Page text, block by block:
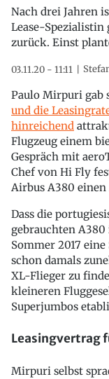
Nach drei Jahren
Lease-
zurück. Einst
03.11.20 - 11:11
Paulo Mirpuri gab
und die
hinreichend
Flugzeug einem
Gespräch mit
Chef von Hi Fly
Airbus A380
Dass die
gebrauchten
Sommer 2017
schon damals
XL-Flieger zu
kleineren
Superjumbos
Leasingvertrag
Mirpuri selbst